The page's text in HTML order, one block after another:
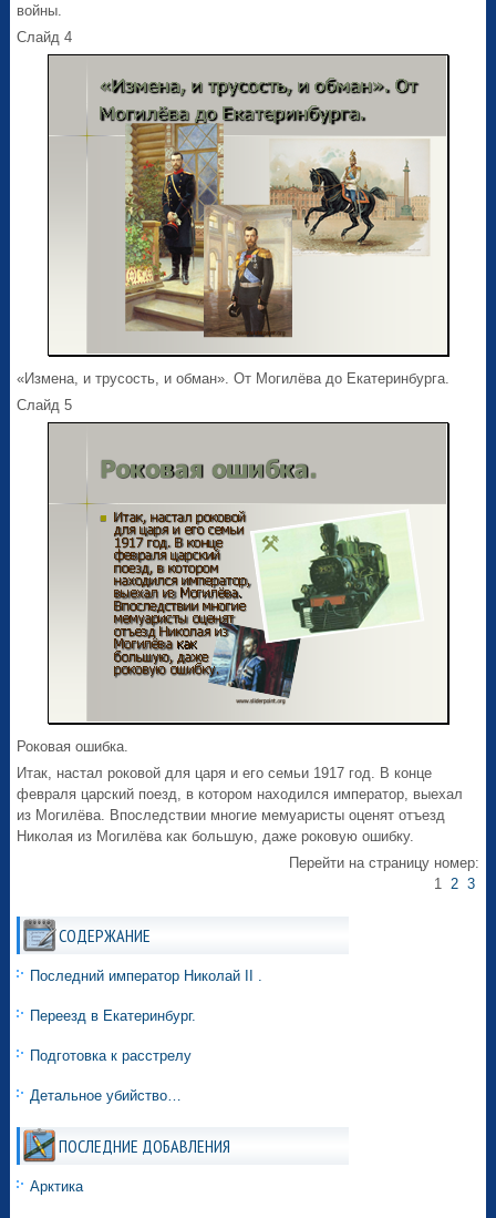
войны.
Слайд 4
«Измена, и трусость, и обман». От Могилёва до Екатеринбурга.
Слайд 5
Роковая ошибка.
Итак, настал роковой для царя и его семьи 1917 год. В конце
февраля царский поезд, в котором находился император, выехал
из Могилёва. Впоследствии многие мемуаристы оценят отъезд
Николая из Могилёва как большую, даже роковую ошибку.
Перейти на страницу номер:
1 2 3
СОДЕРЖАНИЕ
Последний император Николай II .
Переезд в Екатеринбург.
Подготовка к расстрелу
Детальное убийство…
ПОСЛЕДНИЕ ДОБАВЛЕНИЯ
Арктика